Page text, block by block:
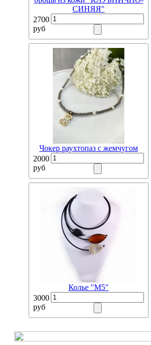
СИНЯЯ"
2700
руб
Чокер раухтопаз с жемчугом
2000
руб
Колье "М5"
3000
руб